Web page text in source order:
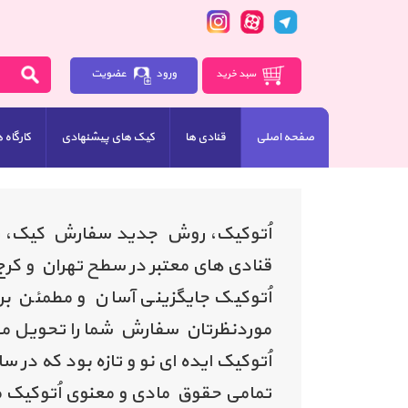
سبد خرید ورود عضویت
صفحه اصلی قنادی ها کیک های پیشنهادی
اُتوکیک، روش جدید سفارش کیک،
قنادی های معتبر در سطح تهران و
اُتوکیک جایگزینی آسان و مطمئن
موردنظرتان سفارش شما را تحویل
اُتوکیک ایده ای نو و تازه بود که در سال 1395 پایه گذاری شد و در اسفندماه سال 1396 شروع به
تمامی حقوق مادی و معنوی